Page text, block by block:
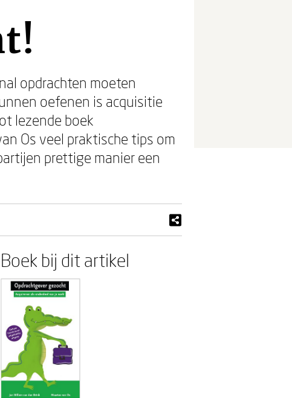
opdrachten moeten
oefenen is acquisitie
lezende boek
Os veel praktische tips om
prettige manier een
Boek bij dit artikel